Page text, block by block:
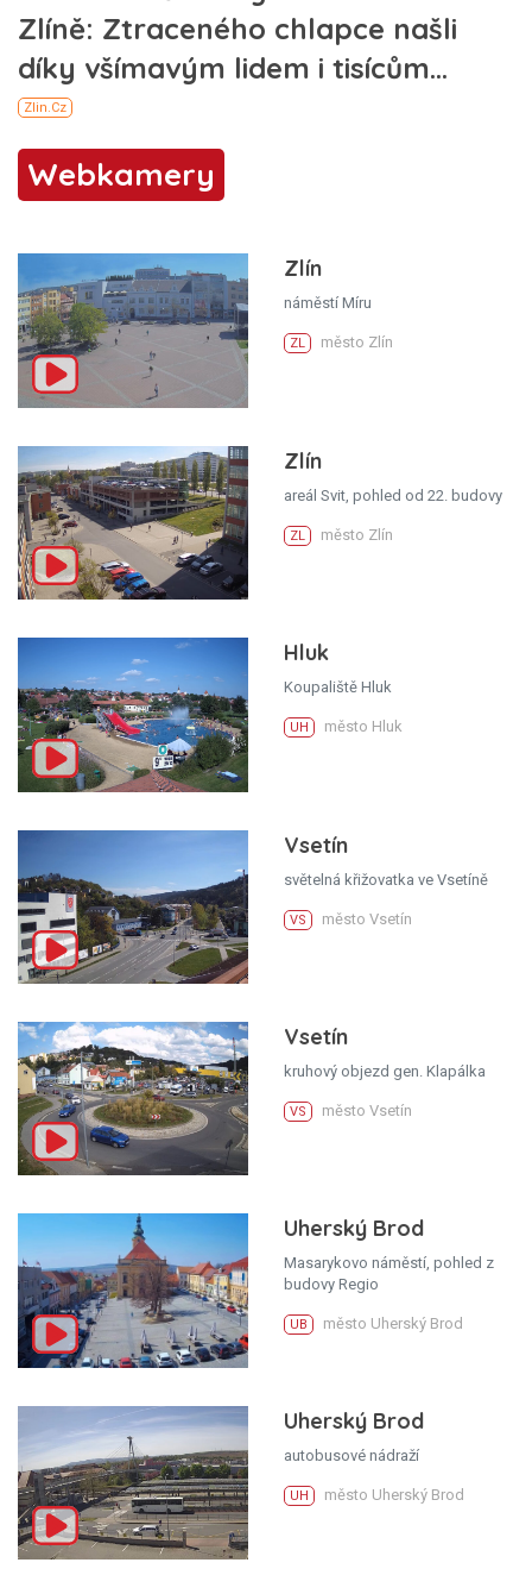
Webkamery
Zlín
náměstí Míru
ZL město Zlín
Zlín
areál Svit, pohled od 22. budovy
ZL město Zlín
Hluk
Koupaliště Hluk
UH město Hluk
Vsetín
světelná křižovatka ve Vsetíně
VS město Vsetín
Vsetín
kruhový objezd gen. Klapálka
VS město Vsetín
Uherský Brod
Masarykovo náměstí, pohled z
budovy Regio
UB město Uherský Brod
Uherský Brod
autobusové nádraží
UH město Uherský Brod